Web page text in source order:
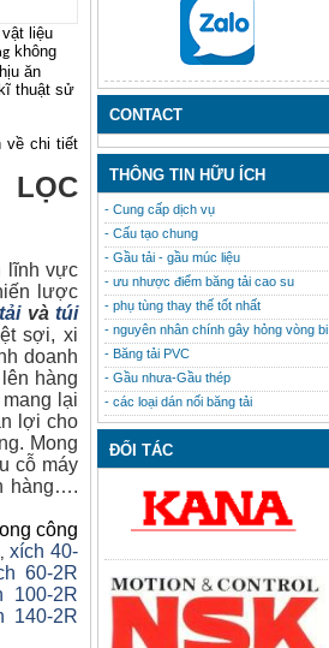
liệu
không
ăn
thuật sử
về chi tiết
LỌC
lĩnh vực
lược
vàtúi
sợi, xi
doanh
hàng
lại
lợi cho
Mong
cỗ máy
hàng….
công
,xích 40-
60-2R
100-2R
140-2R
CONTACT
THÔNG TIN HỮU ÍCH
- Cung cấp dịch vụ
- Cấu tạo chung
- Gầu tải - gầu múc liệu
- ưu nhược điểm băng tải cao su
- phụ tùng thay thế tốt nhất
- nguyên nhân chính gây hỏng vòng bi
- Băng tải PVC
- Gầu nhưa-Gầu thép
- các loại dán nối băng tải
ĐỐI TÁC